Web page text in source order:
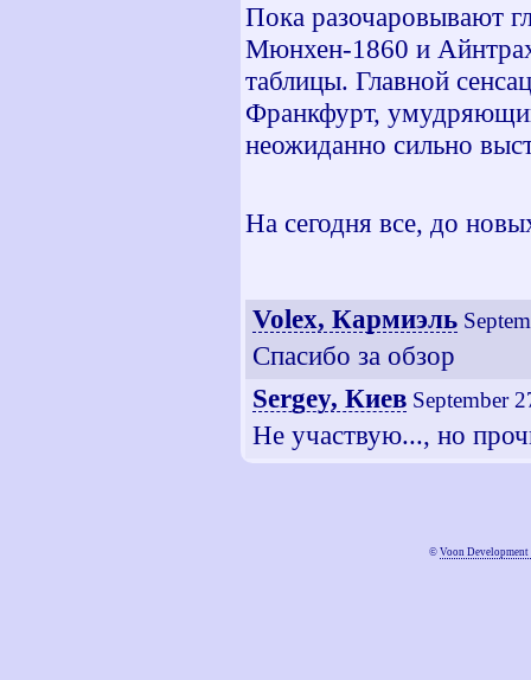
Пока разочаровывают
Мюнхен-1860 и
таблицы. Главной
Франкфурт,
неожиданно сильно
На сегодня все, до
Volex, Кармиэль
Спасибо за обзор
Sergey, Киев September
Не участвую..., но
© Voon Development